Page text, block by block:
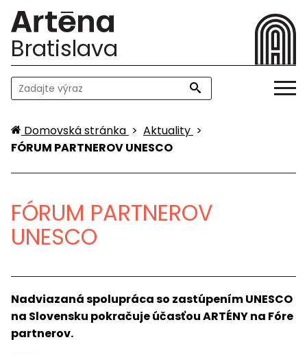
Bratislava
Domovská stránka > Aktuality >
FÓRUM PARTNEROV UNESCO
FÓRUM PARTNEROV
UNESCO
Nadviazaná spolupráca so zastúpením UNESCO
na Slovensku pokračuje účasťou ARTÉNY na Fóre
partnerov.